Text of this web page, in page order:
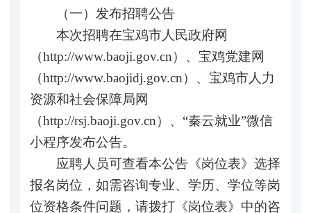
（一）发布招聘公告
本次招聘在宝鸡市人民政府网
（http://www.baoji.gov.cn）、宝鸡党建网
（http://www.baojidj.gov.cn）、宝鸡市人力
资源和社会保障局网
（http://rsj.baoji.gov.cn）、“秦云就业”微信
小程序发布公告。
应聘人员可查看本公告《岗位表》选择
报名岗位，如需咨询专业、学历、学位等岗
位资格条件问题，请拨打《岗位表》中的咨